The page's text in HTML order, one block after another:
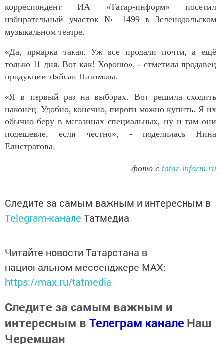
корреспондент ИА «Татар-информ» посетил
избирательный участок № 1499 в Зеленодольском
музыкальном театре.
«Да, ярмарка такая. Уж все продали почти, а ещё
только 11 дня. Вот как! Хорошо», - отметила продавец
продукции Ляйсан Назимова.
«Я в первый раз на выборах. Вот решила сходить
наконец. Удобно, конечно, пироги можно купить. Я их
обычно беру в магазинах специальных, ну и там они
подешевле, если честно», - поделилась Нина
Елистратова.
фото с tatar-inform.ru
Следите за самым важным и интересным в
Telegram-канале Татмедиа
Читайте новости Татарстана в
национальном мессенджере MАХ:
https://max.ru/tatmedia
Следите за самым важным и
интересным в Телеграм канале Наш
Черемшан